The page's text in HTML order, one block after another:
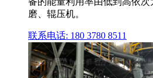
磨、辊压机。
联系电话: 180 3780 8511